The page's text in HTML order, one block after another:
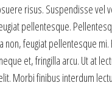
risus. Suspendisse vel
pellentesque.
non, feugiat pellentesque mi.
et, fringilla arcu. Ut at
Morbi finibus interdum